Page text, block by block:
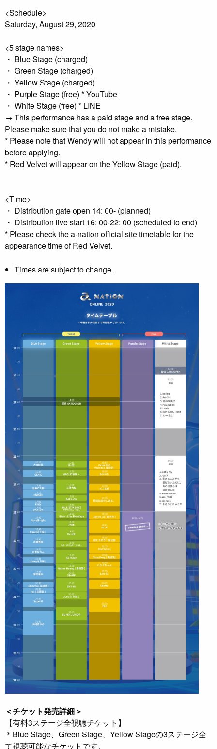
<Schedule>
Saturday, August 29, 2020
<5 stage names>
・ Blue Stage (charged)
・ Green Stage (charged)
・ Yellow Stage (charged)
・ Purple Stage (free) * YouTube
・ White Stage (free) * LINE
→ This performance has a paid stage and a free stage.
Please make sure that you do not make a mistake.
* Please note that Wendy will not appear in this performance
before applying.
* Red Velvet will appear on the Yellow Stage (paid).
<Time>
・ Distribution gate open 14: 00- (planned)
・ Distribution live start 16: 00-22: 00 (scheduled to end)
* Please check the a-nation official site timetable for the
appearance time of Red Velvet.
Times are subject to change.
＜チケット発売詳細＞
【有料3ステージ全視聴チケット】
＊Blue Stage、Green Stage、Yellow Stageの3ステージ全
て視聴可能なチケットです。